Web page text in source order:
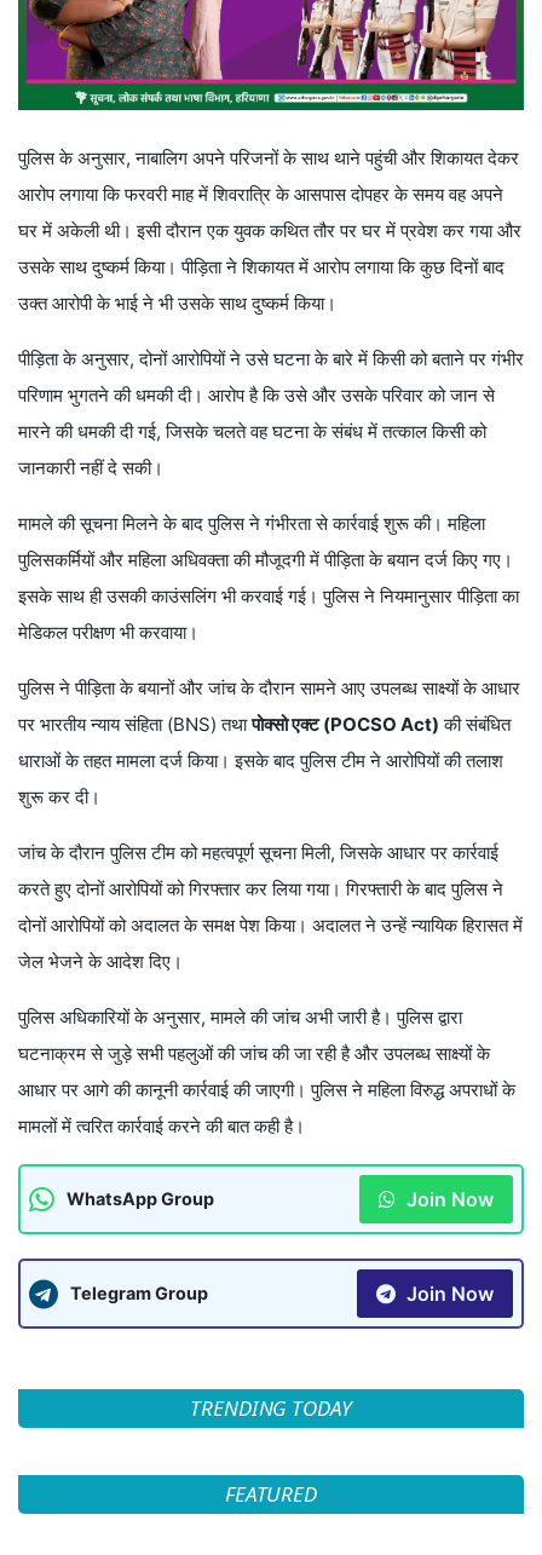
पुलिस के अनुसार, नाबालिग अपने परिजनों के साथ थाने पहुंची और शिकायत देकर
आरोप लगाया कि फरवरी माह में शिवरात्रि के आसपास दोपहर के समय वह अपने
घर में अकेली थी। इसी दौरान एक युवक कथित तौर पर घर में प्रवेश कर गया और
उसके साथ दुष्कर्म किया। पीड़िता ने शिकायत में आरोप लगाया कि कुछ दिनों बाद
उक्त आरोपी के भाई ने भी उसके साथ दुष्कर्म किया।
पीड़िता के अनुसार, दोनों आरोपियों ने उसे घटना के बारे में किसी को बताने पर गंभीर
परिणाम भुगतने की धमकी दी। आरोप है कि उसे और उसके परिवार को जान से
मारने की धमकी दी गई, जिसके चलते वह घटना के संबंध में तत्काल किसी को
जानकारी नहीं दे सकी।
मामले की सूचना मिलने के बाद पुलिस ने गंभीरता से कार्रवाई शुरू की। महिला
पुलिसकर्मियों और महिला अधिवक्ता की मौजूदगी में पीड़िता के बयान दर्ज किए गए।
इसके साथ ही उसकी काउंसलिंग भी करवाई गई। पुलिस ने नियमानुसार पीड़िता का
मेडिकल परीक्षण भी करवाया।
पुलिस ने पीड़िता के बयानों और जांच के दौरान सामने आए उपलब्ध साक्ष्यों के आधार
पर भारतीय न्याय संहिता (BNS) तथापोक्सो एक्ट (POCSO Act) की संबंधित
धाराओं के तहत मामला दर्ज किया। इसके बाद पुलिस टीम ने आरोपियों की तलाश
शुरू कर दी।
जांच के दौरान पुलिस टीम को महत्वपूर्ण सूचना मिली, जिसके आधार पर कार्रवाई
करते हुए दोनों आरोपियों को गिरफ्तार कर लिया गया। गिरफ्तारी के बाद पुलिस ने
दोनों आरोपियों को अदालत के समक्ष पेश किया। अदालत ने उन्हें न्यायिक हिरासत में
जेल भेजने के आदेश दिए।
पुलिस अधिकारियों के अनुसार, मामले की जांच अभी जारी है। पुलिस द्वारा
घटनाक्रम से जुड़े सभी पहलुओं की जांच की जा रही है और उपलब्ध साक्ष्यों के
आधार पर आगे की कानूनी कार्रवाई की जाएगी। पुलिस ने महिला विरुद्ध अपराधों के
मामलों में त्वरित कार्रवाई करने की बात कही है।
WhatsApp Group Join Now
Telegram Group Join Now
TRENDING TODAY
FEATURED